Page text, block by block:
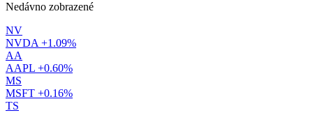
Nedávno zobrazené
NV
NVDA +1.09%
AA
AAPL +0.60%
MS
MSFT +0.16%
TS